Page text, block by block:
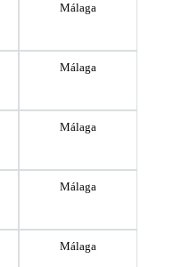
Málaga
Málaga
Málaga
Málaga
Málaga